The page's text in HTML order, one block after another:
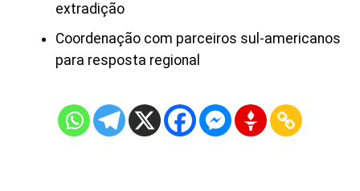
extradição
Coordenação com parceiros sul-americanos
para resposta regional